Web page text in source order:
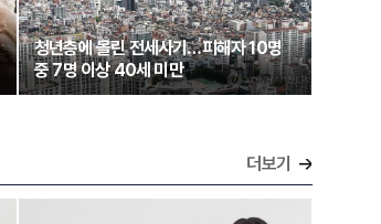
청년층에 몰린 전세사기…피해자 10명
중 7명 이상 40세 미만
더보기